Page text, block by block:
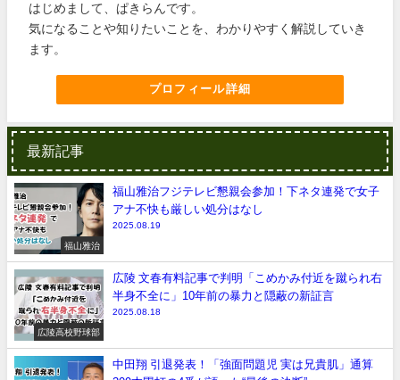
はじめまして、ぱきらんです。
気になることや知りたいことを、わかりやすく解説していき
ます。
プロフィール詳細
最新記事
福山雅治
福山雅治フジテレビ懇親会参加！下ネタ連発で女子
アナ不快も厳しい処分はなし
2025.08.19
広陵高校野球部
広陵 文春有料記事で判明「こめかみ付近を蹴られ右
半身不全に」10年前の暴力と隠蔽の新証言
2025.08.18
中田翔 引退発表！「強面問題児 実は兄貴肌」通算